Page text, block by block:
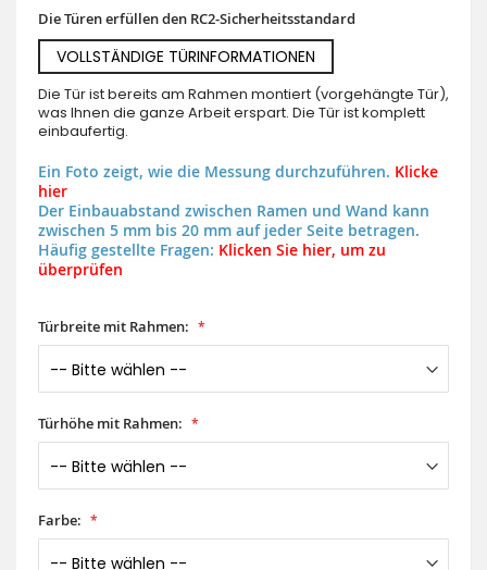
Die Türen erfüllen den RC2-Sicherheitsstandard
VOLLSTÄNDIGE TÜRINFORMATIONEN
Die Tür ist bereits am Rahmen montiert (vorgehängte Tür),
was Ihnen die ganze Arbeit erspart. Die Tür ist komplett
einbaufertig.
Ein Foto zeigt, wie die Messung durchzuführen. Klicke
hier
Der Einbauabstand zwischen Ramen und Wand kann
zwischen 5 mm bis 20 mm auf jeder Seite betragen.
Häufig gestellte Fragen: Klicken Sie hier, um zu
überprüfen
Türbreite mit Rahmen:
Türhöhe mit Rahmen:
Farbe: